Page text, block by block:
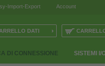
Account
Import-Export
DI CONNESSIONE SISTEMI I/
DATI ›